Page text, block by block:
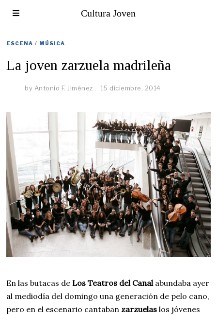
Cultura Joven
ESCENA / MÚSICA
La joven zarzuela madrileña
by Antonio F. Jiménez 15 diciembre, 2014
En las butacas de LosTeatros del Canal abundaba ayer
al mediodía del domingo una generación de pelo cano,
pero en el escenario cantaban zarzuelas los jóvenes